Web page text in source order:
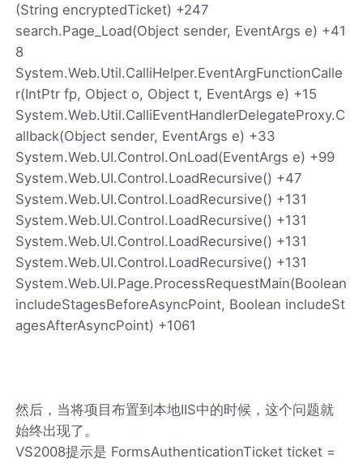
(String encryptedTicket) +247
search.Page_Load(Object sender, EventArgs e) +41
8
System.Web.Util.CalliHelper.EventArgFunctionCalle
r(IntPtr fp, Object o, Object t, EventArgs e) +15
System.Web.Util.CalliEventHandlerDelegateProxy.C
allback(Object sender, EventArgs e) +33
System.Web.UI.Control.OnLoad(EventArgs e) +99
System.Web.UI.Control.LoadRecursive() +47
System.Web.UI.Control.LoadRecursive() +131
System.Web.UI.Control.LoadRecursive() +131
System.Web.UI.Control.LoadRecursive() +131
System.Web.UI.Control.LoadRecursive() +131
System.Web.UI.Page.ProcessRequestMain(Boolean
includeStagesBeforeAsyncPoint, Boolean includeSt
agesAfterAsyncPoint) +1061
然后，当将项目布置到本地IIS中的时候，这个问题就
始终出现了。
VS2008提示是 FormsAuthenticationTicket ticket =